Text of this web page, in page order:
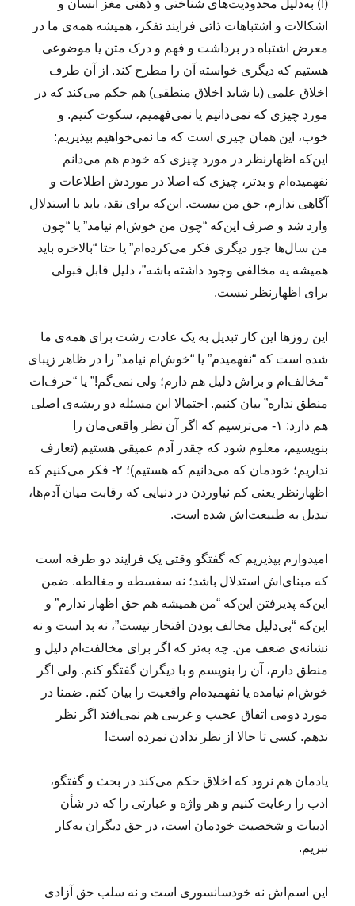
(!) به‌دلیل محدودیت‌های شناختی و ذهنی مغز انسان و
اشکالات و اشتباهات ذاتی فرایند تفکر، همیشه همه‌ی ما در
معرض اشتباه در برداشت و فهم و درک متن یا موضوعی
هستیم که دیگری خواسته آن را مطرح کند. از آن طرف
اخلاق علمی (یا شاید اخلاق منطقی) هم حکم می‌کند که در
مورد چیزی که نمی‌دانیم یا نمی‌فهمیم، سکوت کنیم. و
خوب، این همان چیزی است که ما نمی‌خواهیم بپذیریم:
این‌که اظهارنظر در مورد چیزی که خودم هم می‌دانم
نفهمیده‌ام و بدتر، چیزی که اصلا در موردش اطلاعات و
آگاهی ندارم، حق من نیست. این‌که برای نقد، باید با استدلال
وارد شد و صرف این‌که “چون من خوش‌ام نیامد” یا “چون
من سال‌ها جور دیگری فکر می‌کرده‌ام” یا حتا “بالاخره باید
همیشه یه مخالفی وجود داشته باشه”، دلیل قابل قبولی
برای اظهارنظر نیست.
این روزها این کار تبدیل به یک عادت زشت برای همه‌ی‌ ما
شده است که “نفهمیدم” یا “خوش‌ام نیامد” را در ظاهر زیبای
“مخالف‌ام و براش دلیل هم دارم؛ ولی نمی‌گم!” یا “حرف‌ات
منطق نداره” بیان کنیم. احتمالا این مسئله دو ریشه‌ی اصلی
هم دارد: ۱- می‌ترسیم که اگر آن نظر واقعی‌مان را
بنویسیم، معلوم شود که چقدر آدم عمیقی هستیم (تعارف
نداریم؛ خودمان که می‌دانیم که هستیم)؛ ۲- فکر می‌کنیم که
اظهارنظر یعنی کم نیاوردن در دنیایی که رقابت میان آدم‌ها،
تبدیل به طبیعت‌اش شده است.
امیدوارم بپذیریم که گفتگو وقتی یک فرایند دو طرفه است
که مبنای‌اش استدلال باشد؛ نه سفسطه و مغالطه. ضمن
این‌که پذیرفتن این‌که “من همیشه هم حق اظهار ندارم” و
این‌که “بی‌دلیل مخالف بودن افتخار نیست”، نه بد است و نه
نشانه‌ی ضعف من. چه به‌تر که اگر برای مخالفت‌ام دلیل و
منطق دارم، آن را بنویسم و با دیگران گفتگو کنم. ولی اگر
خوش‌ام نیامده یا نفهمیده‌ام واقعیت را بیان کنم. ضمنا در
مورد دومی اتفاق عجیب و غریبی هم نمی‌افتد اگر نظر
ندهم. کسی تا حالا از نظر ندادن نمرده است!
یادمان هم نرود که اخلاق حکم می‌کند در بحث و گفتگو،
ادب را رعایت کنیم و هر واژه و عبارتی را که در شأن
ادبیات و شخصیت خودمان است، در حق دیگران به‌کار
نبریم.
این اسم‌اش نه خودسانسوری است و نه سلب حق آزادی